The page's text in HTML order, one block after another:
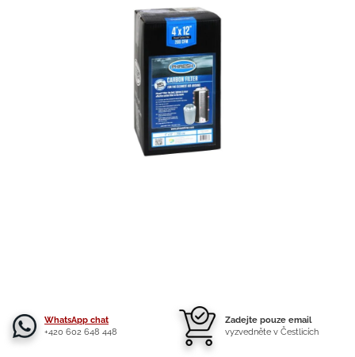
WhatsApp chat
+420 602 648 448
Zadejte pouze email
vyzvedněte v Čestlicích